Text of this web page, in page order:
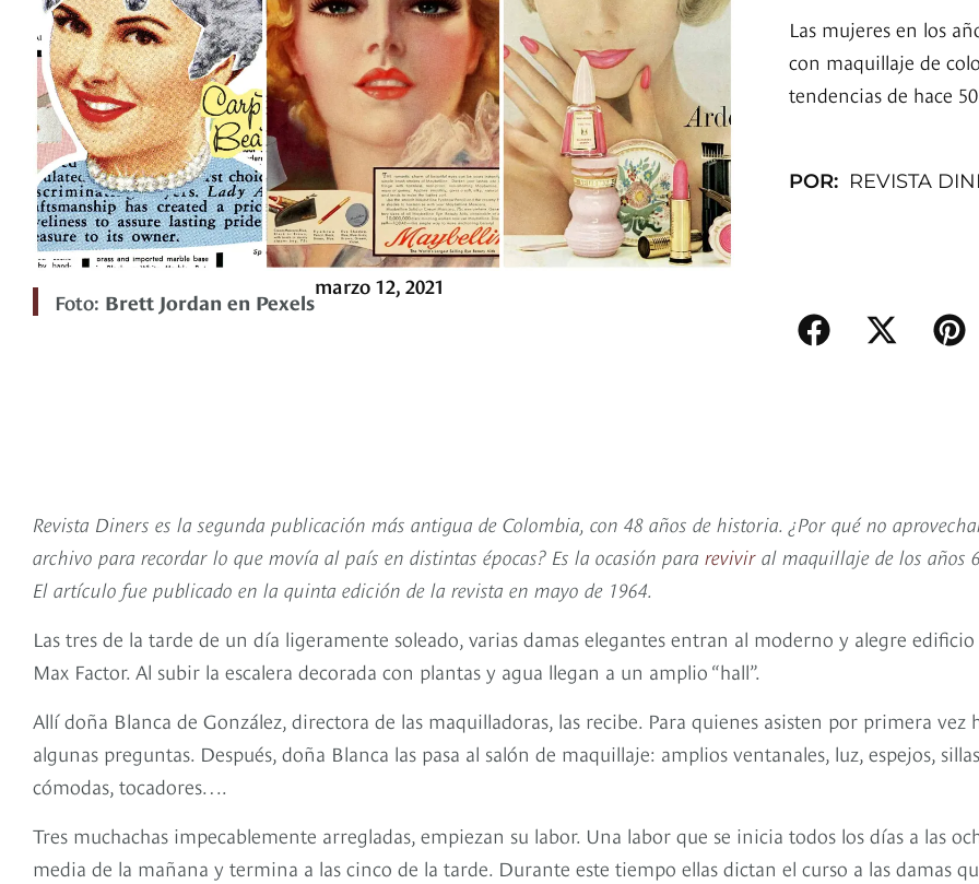
Foto: Brett Jordan en Pexels
marzo 12, 2021
Las mujeres en los
con maquillaje de
tendencias de hace
POR: REVISTA
Revista Diners es la segunda publicación más antigua de Colombia, con 48 años de historia. ¿Por qué no
archivo para recordar lo que movía al país en distintas épocas? Es la ocasión para revivir al maquillaje de los años
El artículo fue publicado en la quinta edición de la revista en mayo de 1964.
Las tres de la tarde de un día ligeramente soleado, varias damas elegantes entran al moderno y alegre edificio
Max Factor. Al subir la escalera decorada con plantas y agua llegan a un amplio “hall”.
Allí doña Blanca de González, directora de las maquilladoras, las recibe. Para quienes asisten por primera vez
algunas preguntas. Después, doña Blanca las pasa al salón de maquillaje: amplios ventanales, luz, espejos, sillas
cómodas, tocadores….
Tres muchachas impecablemente arregladas, empiezan su labor. Una labor que se inicia todos los días a las
media de la mañana y termina a las cinco de la tarde. Durante este tiempo ellas dictan el curso a las damas